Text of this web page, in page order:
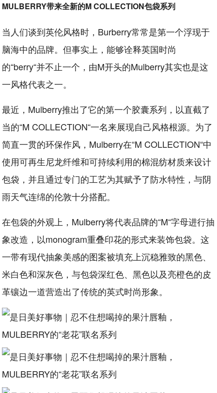
MULBERRY带来全新的M COLLECTION包袋系列
当人们谈到英伦风格时，Burberry常常是第一个浮现于
脑海中的品牌。但事实上，能够诠释英国时尚
的“berry“并不止一个，由M开头的Mulberry其实也是这
一风格代表之一。
最近，Mulberry推出了它的第一个胶囊系列，以直截了
当的“M COLLECTION“一名来展现自己风格根源。为了
简直一贯的环保作风，Mulberry在“M COLLECTION“中
使用可再生尼龙纤维和可持续利用的棉混纺材质来设计
包袋，并且通过专门的工艺为其赋予了防水特性，与阴
雨天气连绵的伦敦十分搭配。
在包袋的外观上，Mulberry将代表品牌的“M“字母进行抽
象改造，以monogram重叠印花的形式来装饰包袋。这
一带有现代抽象美感的图案被填充上沉稳雅致的黑色、
米白色和深灰色，与包袋深红色、黑色以及亮橙色的皮
革镶边一道营造出了传统的英式时尚形象。